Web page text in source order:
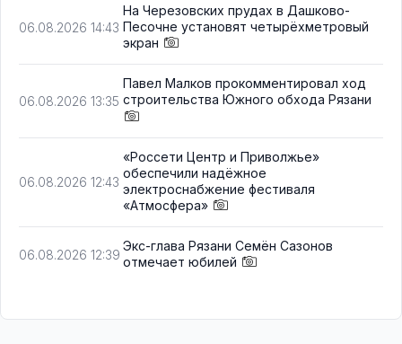
06.08.2026 14:43
На Черезовских прудах в Дашково-
Песочне установят четырёхметровый
экран
06.08.2026 13:35
Павел Малков прокомментировал ход
строительства Южного обхода Рязани
06.08.2026 12:43
«Россети Центр и Приволжье»
обеспечили надёжное
электроснабжение фестиваля
«Атмосфера»
06.08.2026 12:39
Экс-глава Рязани Семён Сазонов
отмечает юбилей